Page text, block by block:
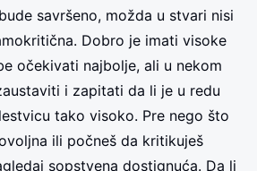
savršeno, možda u stvari nisi
Dobro je imati visoke
očekivati najbolje, ali u nekom
i zapitati da li je u redu
tako visoko. Pre nego što
ili počneš da kritikuješ
sopstvena dostignuća. Da li